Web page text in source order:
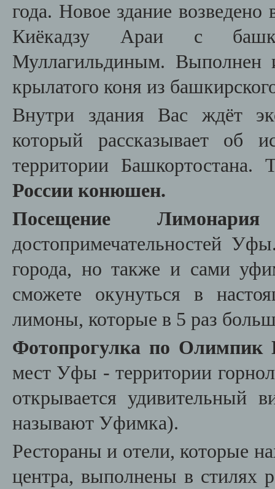
года. Новое здание возведено
Киёкадзу Араи с
Муллагильдиным. Выполнен
крылатого коня из
Внутри здания Вас ждёт
который рассказывает об
территории
России конюшен.
Посещение
достопримечательностей
города, но также и сами
сможете окунуться в
лимоны, которые в 5 раз
Фотопрогулка по
мест Уфы - территории
открывается удивительный
называют Уфимка).
Рестораны и отели, которые
центра, выполнены в стилях